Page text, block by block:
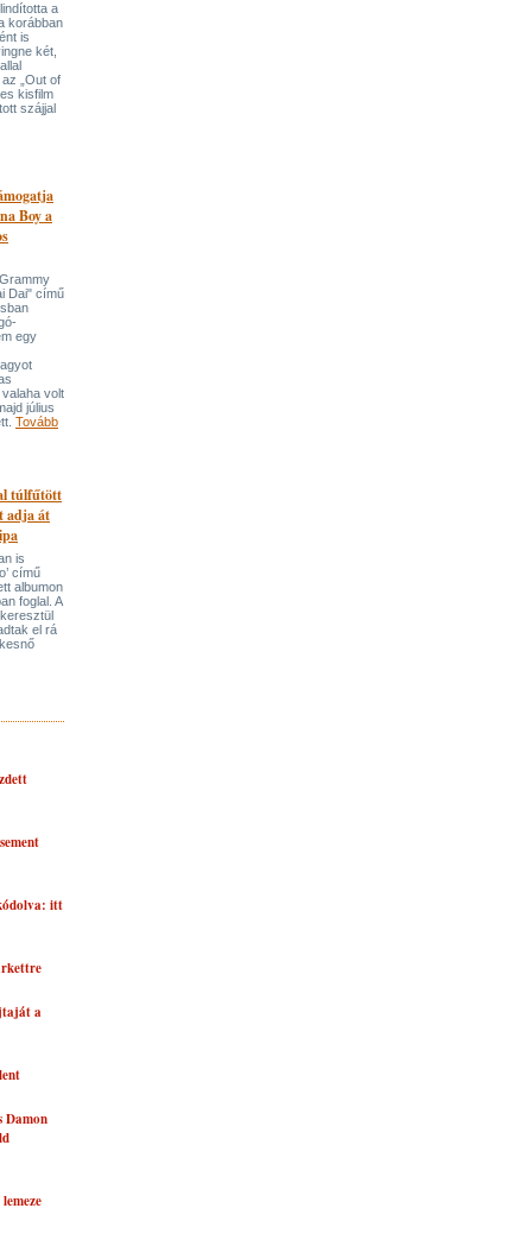
a
korábban
is
két,
„Out of
kisfilm
szájjal
Boy a
Dai" című
egy
volt
július
Tovább
túlfűtött
adja át
is
című
albumon
foglal. A
el rá
itt
a
Damon